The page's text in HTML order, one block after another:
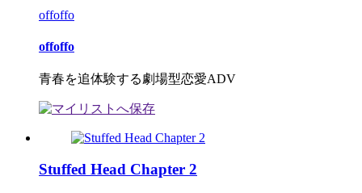
offoffo
offoffo
青春を追体験する劇場型恋愛ADV
Stuffed Head Chapter 2